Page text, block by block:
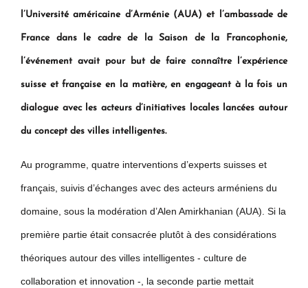
KASA : 30 ans d'audace, de résilience et d'avenir
l’Université américaine d’Arménie (AUA) et l’ambassade de
France dans le cadre de la Saison de la Francophonie,
l’événement avait pour but de faire connaître l’expérience
suisse et française en la matière, en engageant à la fois un
dialogue avec les acteurs d’initiatives locales lancées autour
du concept des villes intelligentes.
Au programme, quatre interventions d’experts suisses et
français, suivis d’échanges avec des acteurs arméniens du
domaine, sous la modération d’Alen Amirkhanian (AUA). Si la
première partie était consacrée plutôt à des considérations
théoriques autour des villes intelligentes - culture de
collaboration et innovation -, la seconde partie mettait